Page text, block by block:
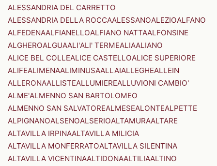
ALESSANDRIA DEL CARRETTO
ALESSANDRIA DELLA ROCCAALESSANOALEZIOALFANO
ALFEDENAALFIANELLOALFIANO NATTAALFONSINE
ALGHEROALGUAALI'ALI' TERMEALIAALIANO
ALICE BEL COLLEALICE CASTELLOALICE SUPERIORE
ALIFEALIMENAALIMINUSAALLAIALLEGHEALLEIN
ALLERONAALLISTEALLUMIEREALLUVIONI CAMBIO'
ALME'ALMENNO SAN BARTOLOMEO
ALMENNO SAN SALVATOREALMESEALONTEALPETTE
ALPIGNANOALSENOALSERIOALTAMURAALTARE
ALTAVILLA IRPINAALTAVILLA MILICIA
ALTAVILLA MONFERRATOALTAVILLA SILENTINA
ALTAVILLA VICENTINAALTIDONAALTILIAALTINO